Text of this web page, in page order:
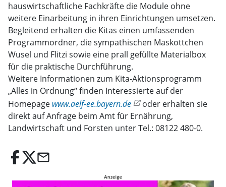
hauswirtschaftliche Fachkräfte die Module ohne
weitere Einarbeitung in ihren Einrichtungen umsetzen.
Begleitend erhalten die Kitas einen umfassenden
Programmordner, die sympathischen Maskottchen
Wusel und Flitzi sowie eine prall gefüllte Materialbox
für die praktische Durchführung.
Weitere Informationen zum Kita-Aktionsprogramm
„Alles in Ordnung“ finden Interessierte auf der
Homepage www.aelf-ee.bayern.de
oder erhalten sie
direkt auf Anfrage beim Amt für Ernährung,
Landwirtschaft und Forsten unter Tel.: 08122 480-0.
email